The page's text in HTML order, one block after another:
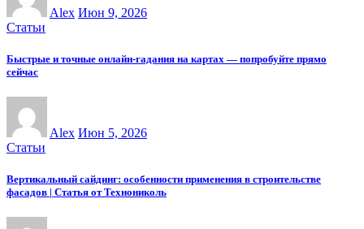
Alex Июн 9, 2026
Статьи
Быстрые и точные онлайн-гадания на картах — попробуйте прямо
сейчас
Alex Июн 5, 2026
Статьи
Вертикальный сайдинг: особенности применения в строительстве
фасадов | Статья от Технониколь